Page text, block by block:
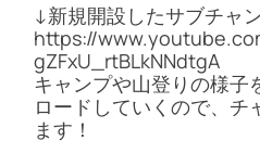
↓新規開設したサブチャ
https://
gZFxU_rtBLkNNdtgA
キャンプや山登りの様子
ロードしていくので、チ
ます！